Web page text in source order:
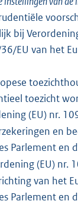
bij
EU van het
toezicht
(EU) nr.
en
Parlement en
(EU)
van het
Parlement en